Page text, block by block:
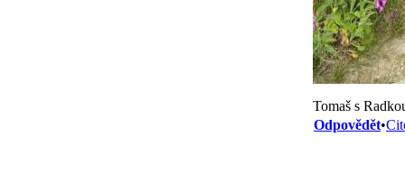
Tomaš s
Odpovědět•